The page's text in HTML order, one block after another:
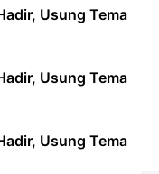
Usung Tema
Usung Tema
Usung Tema